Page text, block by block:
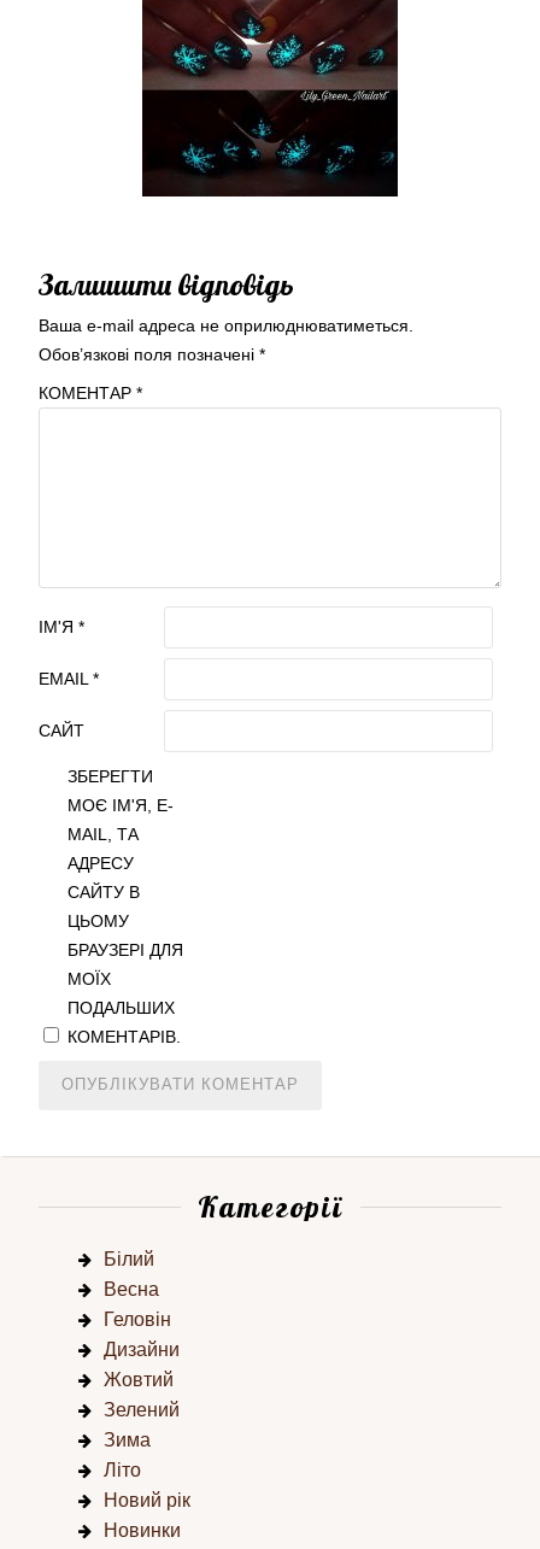
Залишити відповідь
Ваша e-mail адреса не оприлюднюватиметься.
Обов’язкові поля позначені *
КОМЕНТАР *
ІМ'Я *
EMAIL *
САЙТ
ЗБЕРЕГТИ
МОЄ ІМ'Я, E-
MAIL, ТА
АДРЕСУ
САЙТУ В
ЦЬОМУ
БРАУЗЕРІ ДЛЯ
МОЇХ
ПОДАЛЬШИХ
КОМЕНТАРІВ.
Категорії
Білий
Весна
Геловін
Дизайни
Жовтий
Зелений
Зима
Літо
Новий рік
Новинки